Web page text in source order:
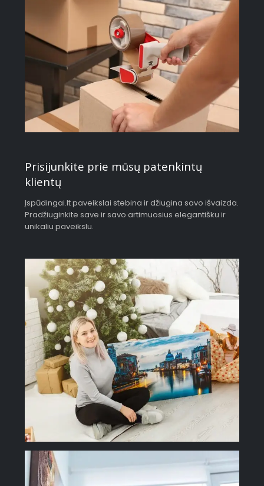
Prisijunkite prie mūsų patenkintų
klientų
Įspūdingai.lt paveikslai stebina ir džiugina savo išvaizda.
Pradžiuginkite save ir savo artimuosius elegantišku ir
unikaliu paveikslu.